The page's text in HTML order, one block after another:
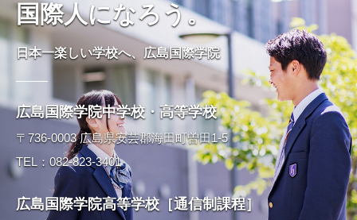
国際人になろう。
日本一楽しい学校へ、広島国際学院
広島国際学院中学校・高等学校
〒736-0003 広島県安芸郡海田町曽田1-5
TEL：082-823-3401
広島国際学院高等学校［通信制課程］